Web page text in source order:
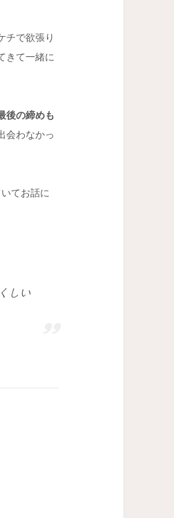
チで欲張り
きて一緒に
後の締めも
会わなかっ
てお話に
しい